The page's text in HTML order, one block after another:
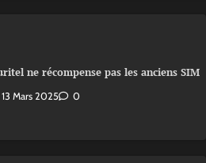
ne récompense pas les anciens SIM
13 Mars 2025 0